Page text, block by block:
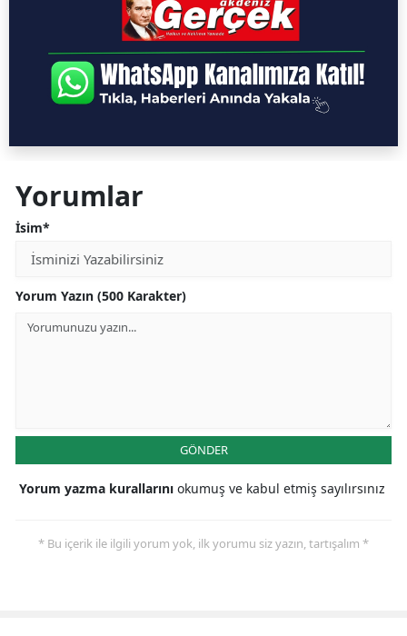
Yorumlar
İsim*
Yorum Yazın (500 Karakter)
GÖNDER
Yorum yazma kurallarını okumuş ve kabul etmiş sayılırsınız
* Bu içerik ile ilgili yorum yok, ilk yorumu siz yazın, tartışalım *